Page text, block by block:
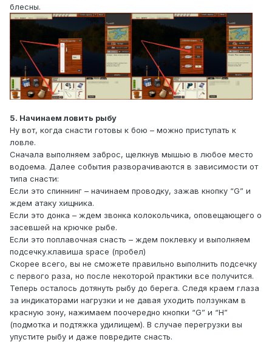
блесны.
5. Начинаем ловить рыбу
Ну вот, когда снасти готовы к бою – можно приступать к
ловле.
Сначала выполняем заброс, щелкнув мышью в любое место
водоема. Далее события разворачиваются в зависимости от
типа снасти:
Если это спиннинг – начинаем проводку, зажав кнопку “G” и
ждем атаку хищника.
Если это донка – ждем звонка колокольчика, оповещающего о
засевшей на крючке рыбе.
Если это поплавочная снасть – ждем поклевку и выполняем
подсечку.клавиша space (пробел)
Скорее всего, вы не сможете правильно выполнить подсечку
с первого раза, но после некоторой практики все получится.
Теперь осталось дотянуть рыбу до берега. Следя краем глаза
за индикаторами нагрузки и не давая уходить ползункам в
красную зону, нажимаем поочередно кнопки “G” и “H”
(подмотка и подтяжка удилищем). В случае перегрузки вы
упустите рыбу и даже повредите снасть.